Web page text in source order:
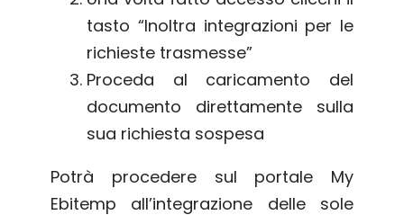
tasto “Inoltra integrazioni per le
richieste trasmesse”
Proceda al caricamento del
documento direttamente sulla
sua richiesta sospesa
Potrà procedere sul portale My
Ebitemp all’integrazione delle sole